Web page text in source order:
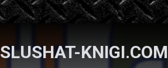
SLUSHAT-KNIGI.COM